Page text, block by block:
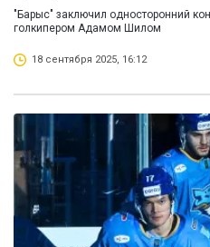
"Барыс" заключил односторонний
голкипером Адамом Шилом
18 сентября 2025, 16:12